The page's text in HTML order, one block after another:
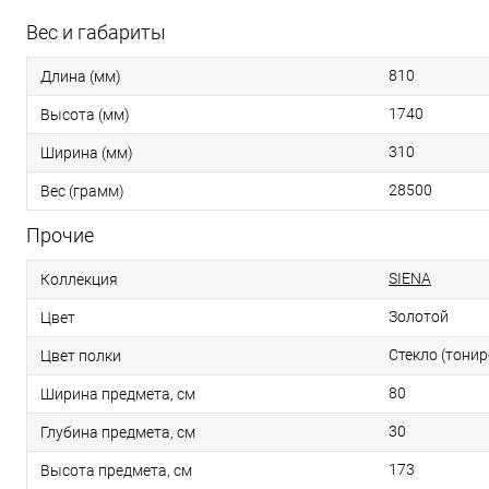
Вес и габариты
Длина (мм) 810
Высота (мм) 1740
Ширина (мм) 310
Вес (грамм) 28500
Прочие
Коллекция SIENA
Цвет Золотой
Цвет полки Стекло
Ширина предмета, см 80
Глубина предмета, см 30
Высота предмета, см 173